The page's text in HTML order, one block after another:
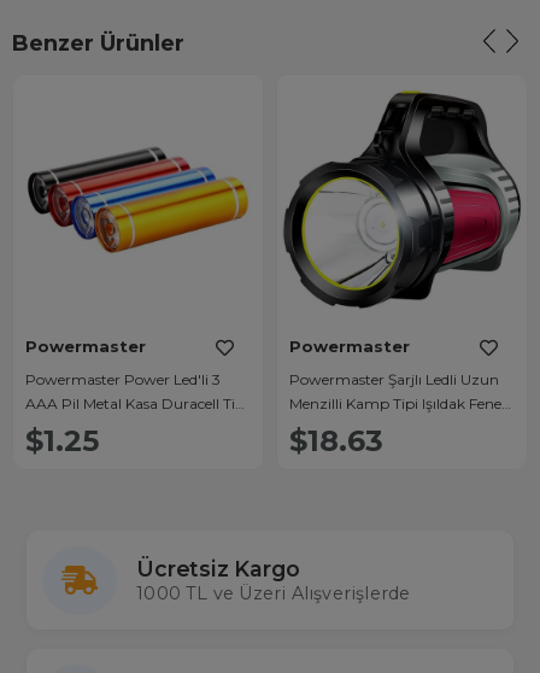
Benzer Ürünler
Powermaster
Powermaster Power Led'li 3
AAA Pil Metal Kasa Duracell Tip
Fener (Tekli)
$1.25
Powermaster
Powermaster Şarjlı Ledli Uzun
Menzilli Kamp Tipi Işıldak Fener
JS-881A
$18.63
Ücretsiz Kargo
1000 TL ve Üzeri Alışverişlerde